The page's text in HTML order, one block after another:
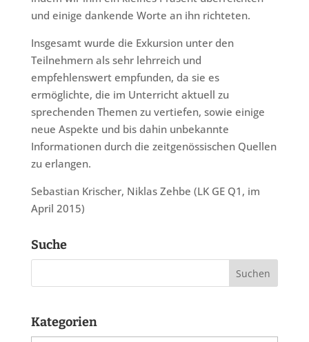
und einige dankende Worte an ihn richteten.
Insgesamt wurde die Exkursion unter den
Teilnehmern als sehr lehrreich und
empfehlenswert empfunden, da sie es
ermöglichte, die im Unterricht aktuell zu
sprechenden Themen zu vertiefen, sowie einige
neue Aspekte und bis dahin unbekannte
Informationen durch die zeitgenössischen Quellen
zu erlangen.
Sebastian Krischer, Niklas Zehbe (LK GE Q1, im
April 2015)
Suche
Kategorien